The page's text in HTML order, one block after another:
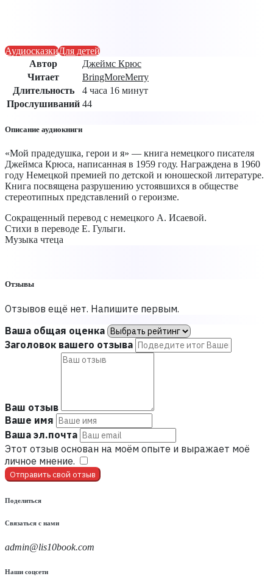
АудиосказкиДля детей
Автор
Джеймс Крюс
Читает
BringMoreMerry
Длительность
4 часа 16 минут
Прослушиваний 44
Описание аудиокниги
«Мой прадедушка, герои и я» — книга немецкого писателя
Джеймса Крюса, написанная в 1959 году. Награждена в 1960
году Немецкой премией по детской и юношеской литературе.
Книга посвящена разрушению устоявшихся в обществе
стереотипных представлений о героизме.
Сокращенный перевод с немецкого А. Исаевой.
Стихи в переводе Е. Гулыги.
Музыка чтеца
Отзывы
Отзывов ещё нет. Напишите первым.
Ваша общая оценка
Заголовок вашего отзыва
Ваш отзыв
Ваше имя
Ваша эл.почта
Этот отзыв основан на моём опыте и выражает моё
личное мнение.
Отправить свой отзыв
Поделиться
Связаться с нами
admin@lis10book.com
Наши соцсети